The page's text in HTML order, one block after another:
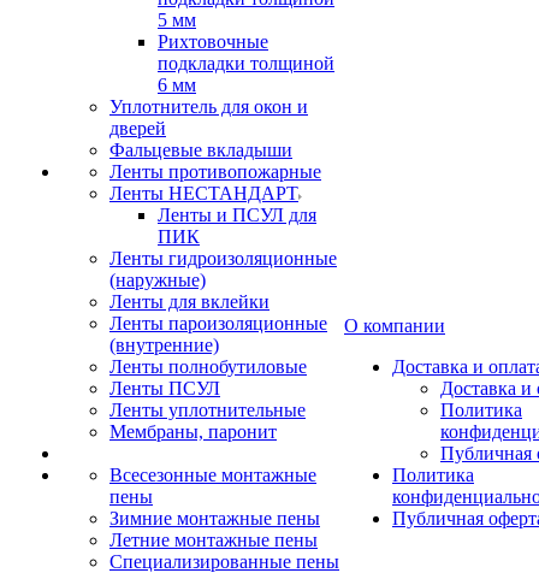
5 мм
Рихтовочные
подкладки толщиной
6 мм
Уплотнитель для окон и
дверей
Фальцевые вкладыши
Ленты противопожарные
Ленты НЕСТАНДАРТ
Ленты и ПСУЛ для
ПИК
Ленты гидроизоляционные
(наружные)
Ленты для вклейки
Ленты пароизоляционные
(внутренние)
Ленты полнобутиловые
Ленты ПСУЛ
Ленты уплотнительные
Мембраны, паронит
Всесезонные монтажные
пены
Зимние монтажные пены
Летние монтажные пены
Специализированные пены
О компании
Доставка и
Доставка и
Политика
Публичная
Политика
Публичная